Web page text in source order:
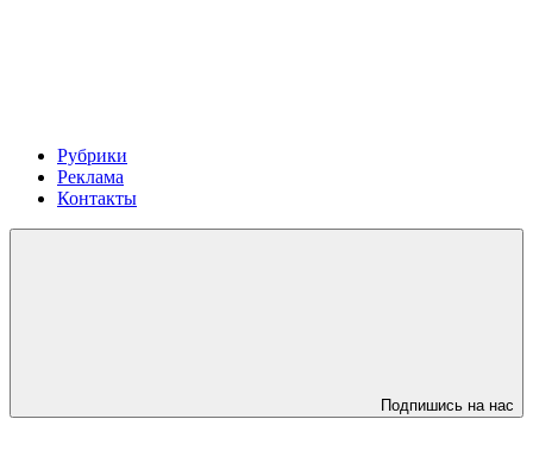
Рубрики
Реклама
Контакты
Подпишись на нас